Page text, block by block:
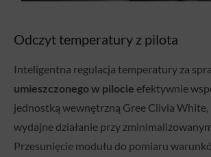
Odczyt temperatury z pilota
Inteligentna regulacja temperatury za
umieszczonego w pilocie efektywnie
jednostką wewnętrzną Gree Clivia White,
wydajne działanie przy
Przesunięcie modułu do pomiaru